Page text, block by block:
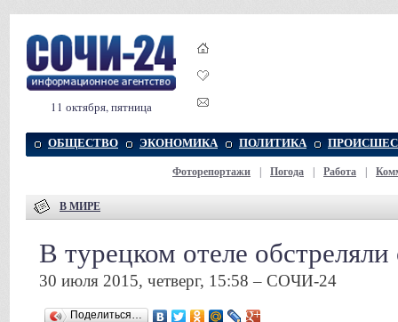
11 октября, пятница
ОБЩЕСТВО ЭКОНОМИКА ПОЛИТИКА
Фоторепортажи Погода Работа
В МИРЕ
В турецком отеле
30 июля 2015, четверг, 15:58 – СОЧИ-24
Поделиться…